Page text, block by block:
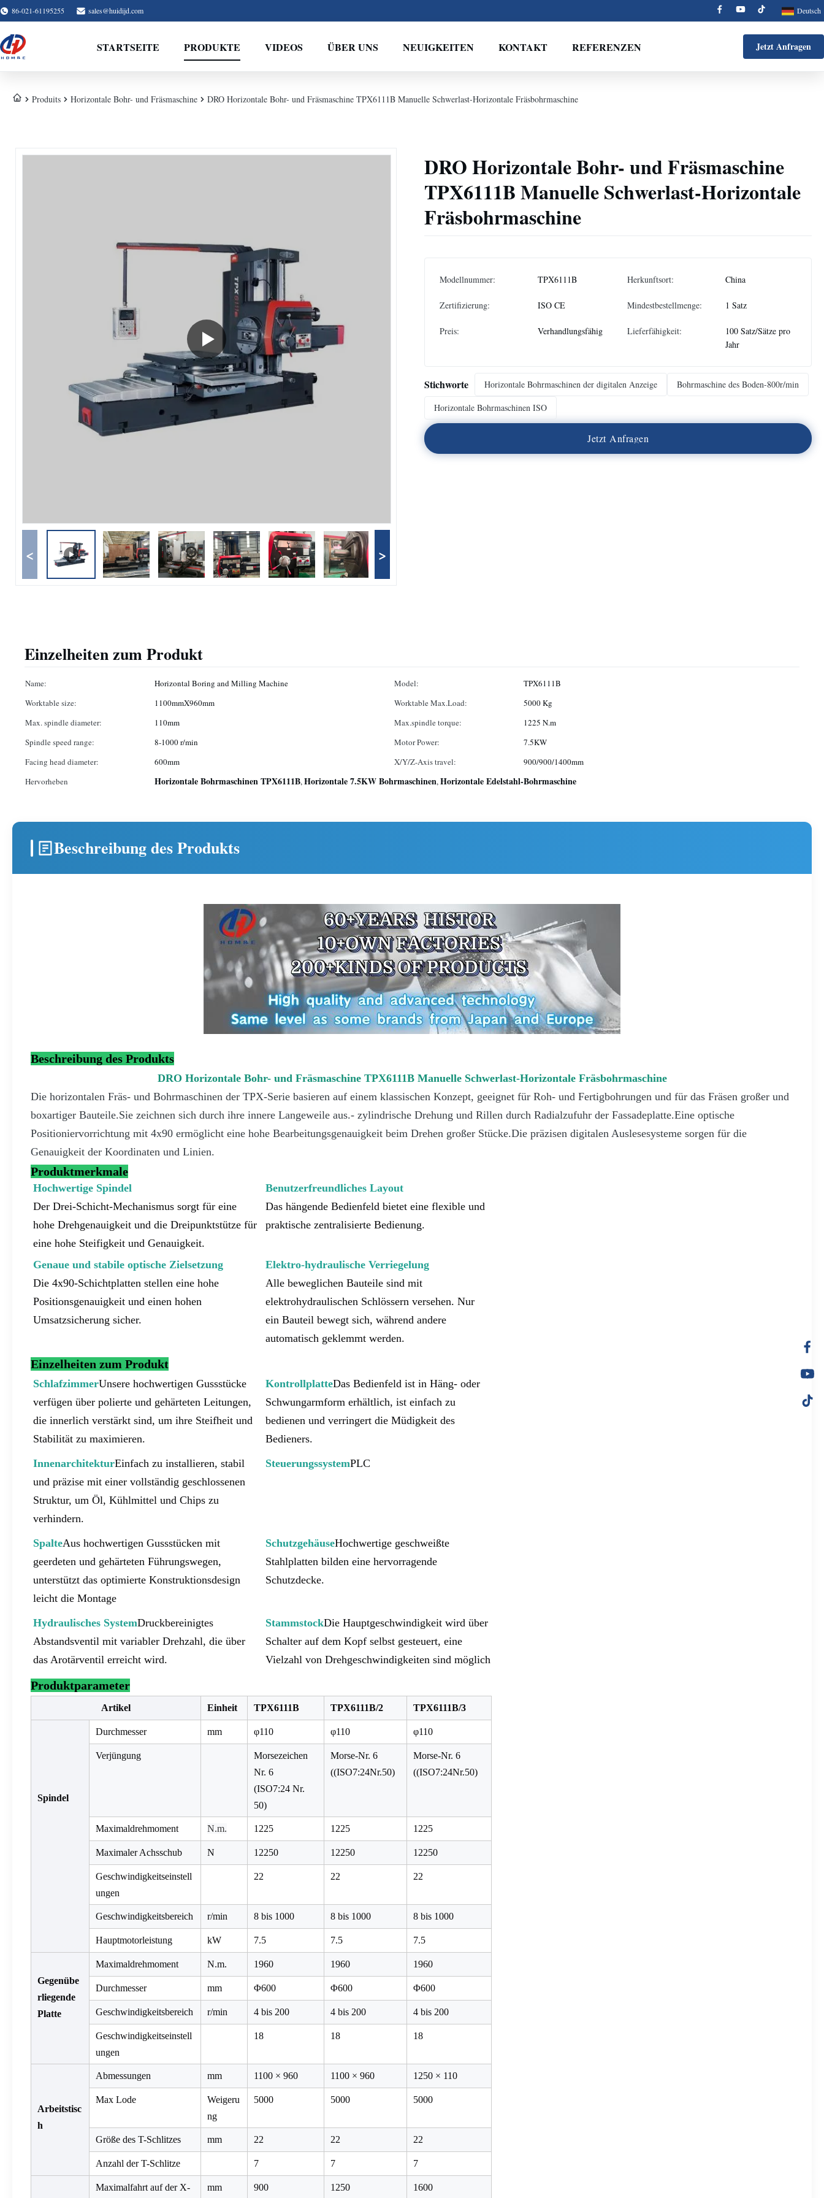
86-021-61195255 sales@huidijd.com Deutsch
STARTSEITE PRODUKTE VIDEOS ÜBER UNS NEUIGKEITEN KONTAKT REFERENZEN Jetzt Anfragen
Produits Horizontale Bohr- und Fräsmaschine DRO Horizontale Bohr- und Fräsmaschine TPX6111B Manuelle Schwerlast-Horizontale Fräsbohrmaschine
< >
DRO Horizontale Bohr- und Fräsmaschine
TPX6111B Manuelle Schwerlast-Horizontale
Fräsbohrmaschine
Modellnummer: TPX6111B Herkunftsort: China
Zertifizierung: ISO CE Mindestbestellmenge: 1 Satz
Preis: Verhandlungsfähig Lieferfähigkeit:
100 Satz/Sätze pro
Jahr
Stichworte Horizontale Bohrmaschinen der digitalen Anzeige
Bohrmaschine des Boden-800r/min
Horizontale Bohrmaschinen ISO
Jetzt Anfragen
Einzelheiten zum Produkt
Name: Horizontal Boring and Milling Machine Model:
TPX6111B
Worktable size:
1100mmX960mm Worktable Max.Load:
5000 Kg
Max. spindle diameter:
110mm Max.spindle torque:
1225 N.m
Spindle speed range:
8-1000 r/min Motor Power:
7.5KW
Facing head diameter:
600mm X/Y/Z-Axis travel:
900/900/1400mm
Hervorheben
Horizontale Bohrmaschinen TPX6111B,Horizontale 7.5KW Bohrmaschinen,Horizontale Edelstahl-Bohrmaschine
Beschreibung des Produkts
Beschreibung des Produkts
DRO Horizontale Bohr- und Fräsmaschine TPX6111B Manuelle Schwerlast-Horizontale Fräsbohrmaschine
Die horizontalen Fräs- und Bohrmaschinen der TPX-Serie basieren auf einem klassischen Konzept, geeignet für Roh- und Fertigbohrungen und für das Fräsen großer und
boxartiger Bauteile.Sie zeichnen sich durch ihre innere Langeweile aus.- zylindrische Drehung und Rillen durch Radialzufuhr der Fassadeplatte.Eine optische
Positioniervorrichtung mit 4x90 ermöglicht eine hohe Bearbeitungsgenauigkeit beim Drehen großer Stücke.Die präzisen digitalen Auslesesysteme sorgen für die
Genauigkeit der Koordinaten und Linien.
Produktmerkmale
Hochwertige Spindel
Der Drei-Schicht-Mechanismus sorgt für eine
hohe Drehgenauigkeit und die Dreipunktstütze für
eine hohe Steifigkeit und Genauigkeit.
Benutzerfreundliches Layout
Das hängende Bedienfeld bietet eine flexible und
praktische zentralisierte Bedienung.
Genaue und stabile optische Zielsetzung
Die 4x90-Schichtplatten stellen eine hohe
Positionsgenauigkeit und einen hohen
Umsatzsicherung sicher.
Elektro-hydraulische Verriegelung
Alle beweglichen Bauteile sind mit
elektrohydraulischen Schlössern versehen. Nur
ein Bauteil bewegt sich, während andere
automatisch geklemmt werden.
Einzelheiten zum Produkt
SchlafzimmerUnsere hochwertigen Gussstücke
verfügen über polierte und gehärteten Leitungen,
die innerlich verstärkt sind, um ihre Steifheit und
Stabilität zu maximieren.
KontrollplatteDas Bedienfeld ist in Häng- oder
Schwungarmform erhältlich, ist einfach zu
bedienen und verringert die Müdigkeit des
Bedieners.
InnenarchitekturEinfach zu installieren, stabil
und präzise mit einer vollständig geschlossenen
Struktur, um Öl, Kühlmittel und Chips zu
verhindern.
SteuerungssystemPLC
SpalteAus hochwertigen Gussstücken mit
geerdeten und gehärteten Führungswegen,
unterstützt das optimierte Konstruktionsdesign
leicht die Montage
SchutzgehäuseHochwertige geschweißte
Stahlplatten bilden eine hervorragende
Schutzdecke.
Hydraulisches SystemDruckbereinigtes
Abstandsventil mit variabler Drehzahl, die über
das Arotärventil erreicht wird.
StammstockDie Hauptgeschwindigkeit wird über
Schalter auf dem Kopf selbst gesteuert, eine
Vielzahl von Drehgeschwindigkeiten sind möglich
Produktparameter
Artikel Einheit TPX6111B TPX6111B/2 TPX6111B/3
Spindel
Durchmesser mm φ110 φ110 φ110
Verjüngung
Morsezeichen
Nr. 6
(ISO7:24 Nr.
50)
Morse-Nr. 6
((ISO7:24Nr.50)
Morse-Nr. 6
((ISO7:24Nr.50)
Maximaldrehmoment N.m. 1225 1225 1225
Maximaler Achsschub N 12250 12250 12250
Geschwindigkeitseinstell
ungen
22 22 22
Geschwindigkeitsbereich r/min 8 bis 1000 8 bis 1000 8 bis 1000
Hauptmotorleistung kW 7.5 7.5 7.5
Gegenübe
rliegende
Platte
Maximaldrehmoment N.m. 1960 1960 1960
Durchmesser mm Φ600 Φ600 Φ600
Geschwindigkeitsbereich r/min 4 bis 200 4 bis 200 4 bis 200
Geschwindigkeitseinstell
ungen
18 18 18
Arbeitstisc
h
Abmessungen mm 1100 × 960 1100 × 960 1250 × 110
Max Lode
Weigeru
ng
5000 5000 5000
Größe des T-Schlitzes mm 22 22 22
Anzahl der T-Schlitze 7 7 7
Maximalfahrt auf der X- mm 900 1250 1600